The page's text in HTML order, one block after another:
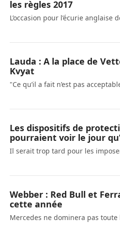
les règles 2017
L’occasion pour l’écurie
Lauda : A la place de
Kvyat
"Ce qu’il a fait n’est pas
Les dispositifs de
pourraient voir le jour
Il serait trop tard pour les
Webber : Red Bull et
cette année
Mercedes ne dominera pas toute